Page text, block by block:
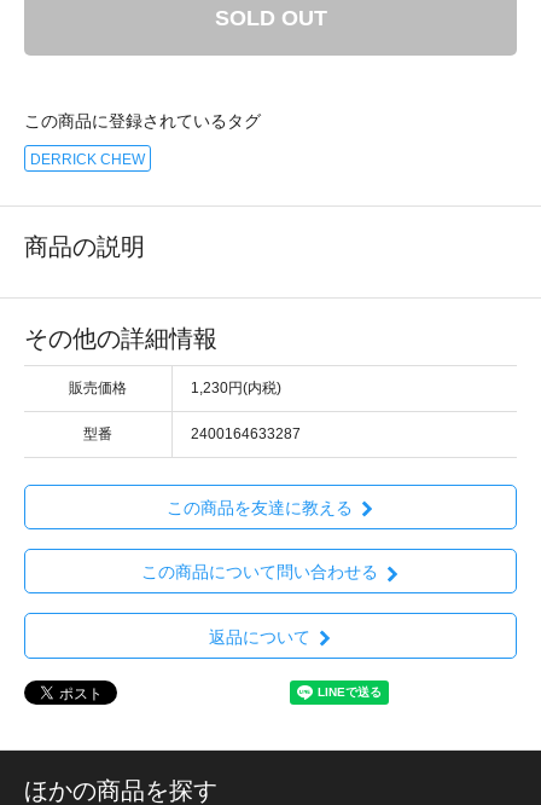
SOLD OUT
この商品に登録されているタグ
DERRICK CHEW
商品の説明
その他の詳細情報
販売価格 1,230円(内税)
型番 2400164633287
この商品を友達に教える
この商品について問い合わせる
返品について
ほかの商品を探す